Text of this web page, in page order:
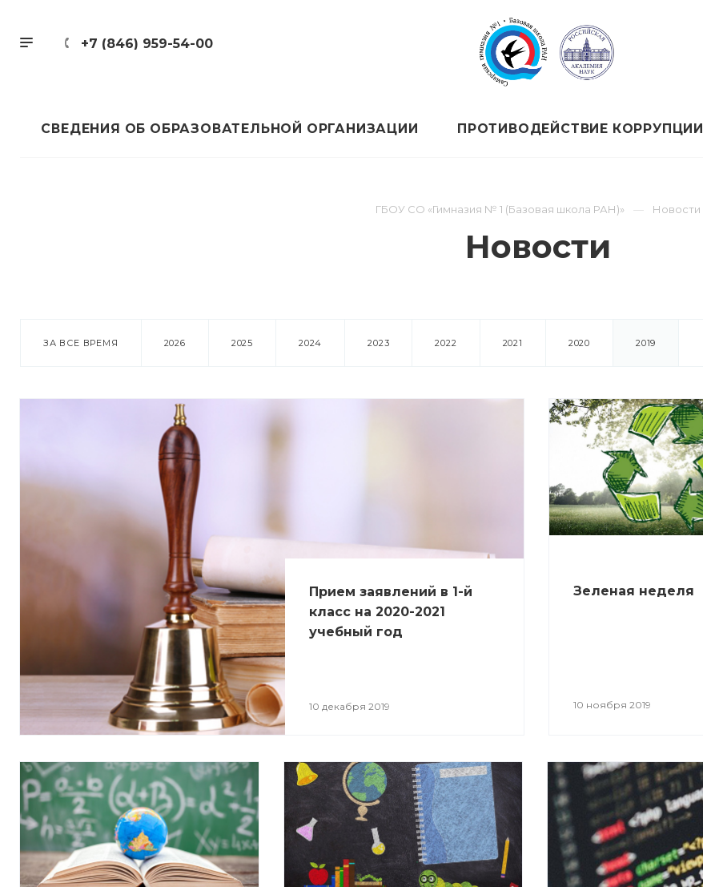
+7 (846) 959-54-00
СВЕДЕНИЯ ОБ ОБРАЗОВАТЕЛЬНОЙ ОРГАНИЗАЦИИ ПРОТИВОДЕЙСТВИЕ КОРРУПЦИИ
ГБОУ СО «Гимназия № 1 (Базовая школа РАН)» Новости
Новости
ЗА ВСЕ ВРЕМЯ 2026 2025 2024 2023 2022 2021 2020 2019
Прием заявлений в 1-й
класс на 2020-2021
учебный год
10 декабря 2019
Зеленая неделя
10 ноября 2019